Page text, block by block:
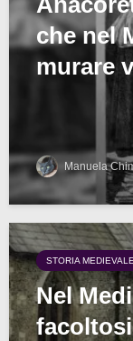
che nel
murare
Manuela
STORIA MEDIEVALE
Nel